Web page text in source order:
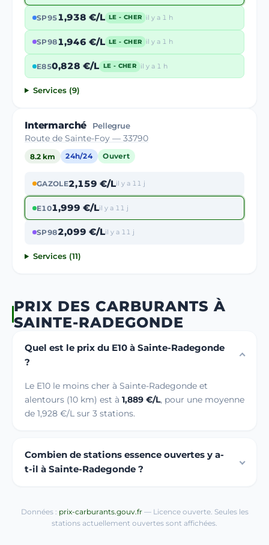
SP951,938 €/L LE - CHER il y a 1 h
SP981,946 €/L LE - CHER il y a 1 h
E850,828 €/L LE - CHER il y a 1 h
Services (9)
Intermarché Pellegrue
Route de Sainte-Foy — 33790
8.2 km 24h/24 Ouvert
GAZOLE2,159 €/Lil y a 11 j
E101,999 €/Lil y a 11 j
SP982,099 €/Lil y a 11 j
Services (11)
PRIX DES CARBURANTS À
SAINTE-RADEGONDE
Quel est le prix du E10 à Sainte-Radegonde
?
Le E10 le moins cher à Sainte-Radegonde et
alentours (10 km) est à 1,889 €/L, pour une moyenne
de 1,928 €/L sur 3 stations.
Combien de stations essence ouvertes y a-
t-il à Sainte-Radegonde ?
Données : prix-carburants.gouv.fr— Licence ouverte. Seules les
stations actuellement ouvertes sont affichées.